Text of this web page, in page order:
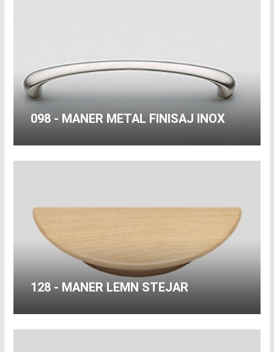
098 - MANER METAL FINISAJ INOX
128 - MANER LEMN STEJAR